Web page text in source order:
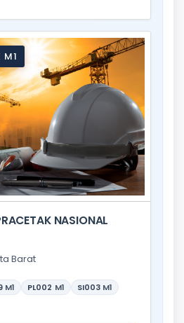
M1
NASIONAL
Barat
M1 PL002 M1 SI003 M1